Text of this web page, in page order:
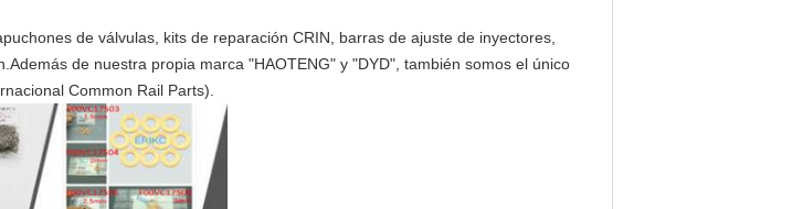
de válvulas, kits de reparación CRIN, barras de ajuste de inyectores,
de nuestra propia marca "HAOTENG" y "DYD", también somos el único
Common Rail Parts).